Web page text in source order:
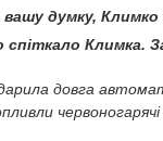
вашу думку,
спіткало Климка.
довга